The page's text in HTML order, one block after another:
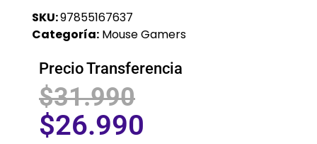
SKU:97855167637
Categoría: Mouse Gamers
Precio Transferencia
$31.990
$26.990